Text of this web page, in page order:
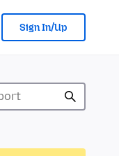
Sign In/Up